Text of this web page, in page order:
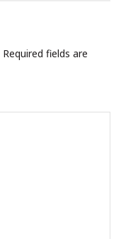
Required fields are